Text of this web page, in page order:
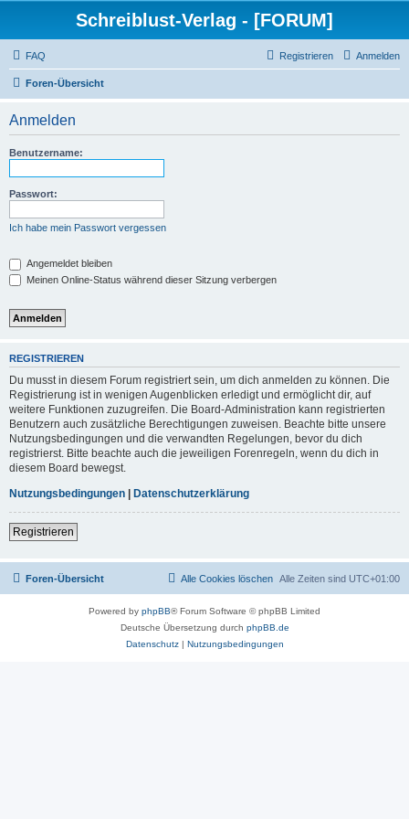
Schreiblust-Verlag - [FORUM]
FAQ Anmelden
Registrieren
Foren-Übersicht
Anmelden
Benutzername:
Passwort:
Ich habe mein Passwort vergessen
Angemeldet bleiben
Meinen Online-Status während dieser Sitzung verbergen
REGISTRIEREN
Du musst in diesem Forum registriert sein, um dich anmelden zu können. Die
Registrierung ist in wenigen Augenblicken erledigt und ermöglicht dir, auf
weitere Funktionen zuzugreifen. Die Board-Administration kann registrierten
Benutzern auch zusätzliche Berechtigungen zuweisen. Beachte bitte unsere
Nutzungsbedingungen und die verwandten Regelungen, bevor du dich
registrierst. Bitte beachte auch die jeweiligen Forenregeln, wenn du dich in
diesem Board bewegst.
Nutzungsbedingungen | Datenschutzerklärung
Registrieren
Foren-Übersicht Alle Zeiten sind UTC+01:00
Alle Cookies löschen
Powered by phpBB® Forum Software © phpBB Limited
Deutsche Übersetzung durch phpBB.de
Datenschutz| Nutzungsbedingungen